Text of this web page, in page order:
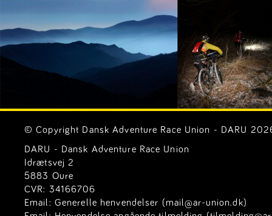
© Copyright Dansk Adventure Race Union - DARU
DARU - Dansk Adventure Race Union
Idrætsvej 2
5883 Oure
CVR: 34166706
Email: Generelle henvendelser (mail@ar-union.dk)